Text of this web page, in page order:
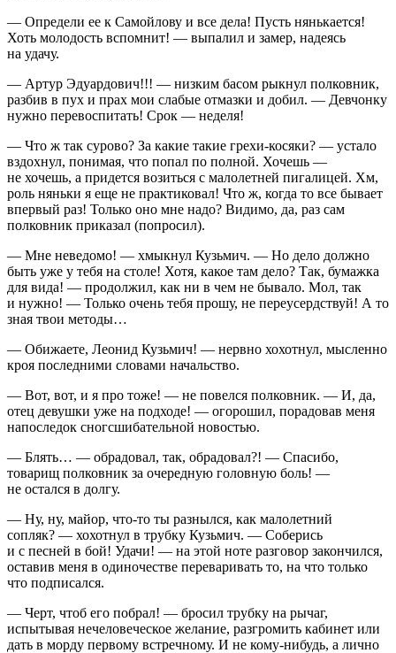
— Определи ее к Самойлову и все дела! Пусть нянькается!
Хоть молодость вспомнит! — выпалил и замер, надеясь
на удачу.
— Артур Эдуардович!!! — низким басом рыкнул полковник,
разбив в пух и прах мои слабые отмазки и добил. — Девчонку
нужно перевоспитать! Срок — неделя!
— Что ж так сурово? За какие такие грехи-косяки? — устало
вздохнул, понимая, что попал по полной. Хочешь —
не хочешь, а придется возиться с малолетней пигалицей. Хм,
роль няньки я еще не практиковал! Что ж, когда то все бывает
впервый раз! Только оно мне надо? Видимо, да, раз сам
полковник приказал (попросил).
— Мне неведомо! — хмыкнул Кузьмич. — Но дело должно
быть уже у тебя на столе! Хотя, какое там дело? Так, бумажка
для вида! — продолжил, как ни в чем не бывало. Мол, так
и нужно! — Только очень тебя прошу, не переусердствуй! А то
зная твои методы…
— Обижаете, Леонид Кузьмич! — нервно хохотнул, мысленно
кроя последними словами начальство.
— Вот, вот, и я про тоже! — не повелся полковник. — И, да,
отец девушки уже на подходе! — огорошил, порадовав меня
напоследок сногсшибательной новостью.
— Блять… — обрадовал, так, обрадовал?! — Спасибо,
товарищ полковник за очередную головную боль! —
не остался в долгу.
— Ну, ну, майор, что-то ты разнылся, как малолетний
сопляк? — хохотнул в трубку Кузьмич. — Соберись
и с песней в бой! Удачи! — на этой ноте разговор закончился,
оставив меня в одиночестве переваривать то, на что только
что подписался.
— Черт, чтоб его побрал! — бросил трубку на рычаг,
испытывая нечеловеческое желание, разгромить кабинет или
дать в морду первому встречному. И не кому-нибудь, а лично